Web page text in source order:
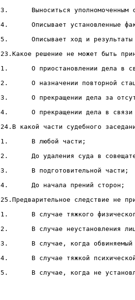
3.	Выноситься уполномоченным субъектом;
4.	Описывает установленные фактические обстоятельства по делу;
5.	Описывает ход и результаты предварительного расследования;
23.Какое решение не может быть
1.	О приостановлении дела в связи с болезнью обвиняемого;
2.	О назначении повторной стационарной судебно-психиатрической экспертизы;
3.	О прекращении дела за отсутствием события преступления;
4.	О прекращении дела в связи с примирением с потерпевшим;
24.В какой части судебного
1.	В любой части;
2.	До удаления суда в совещательную комнату;
3.	В подготовительной части;
4.	До начала прений сторон;
25.Предварительное следствие не
1.	В случае тяжкого физического заболевания обвиняемого;
2.	В случае неустановления лица, подлежащего привлечению в качестве обвиняемого;
3.	В случае, когда обвиняемый скрылся от органов следствия;
4.	В случае тяжкой психической болезни обвиняемого в момент совершения преступления;
5.	В случае, когда не установлено местопребывание обвиняемого;